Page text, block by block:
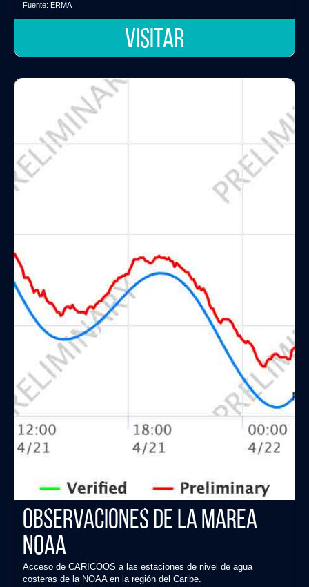
Fuente: ERMA
VISITAR
Observaciones de la marea
NOAA
Acceso de CARICOOS a las estaciones de nivel de agua
costeras de la NOAA en la región del Caribe.